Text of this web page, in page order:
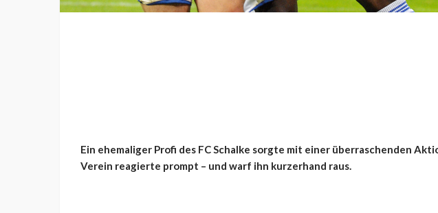
Ein ehemaliger Profi des FC Schalke sorgte mit einer überraschenden
Verein reagierte prompt – und warf ihn kurzerhand raus.